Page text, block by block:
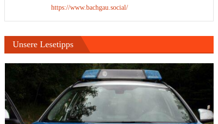
https://www.bachgau.social/
Unsere Lesetipps